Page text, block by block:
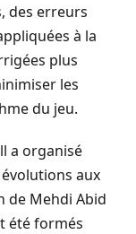
des erreurs
à la
plus
les
du jeu.
a organisé
aux
de Mehdi Abid
été formés